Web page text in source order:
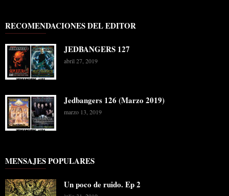
RECOMENDACIONES DEL EDITOR
JEDBANGERS 127
abril 27, 2019
Jedbangers 126 (Marzo 2019)
marzo 13, 2019
MENSAJES POPULARES
Un poco de ruido. Ep 2